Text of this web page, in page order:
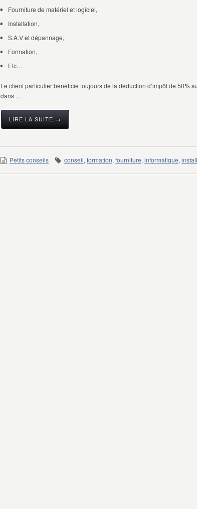
Fourniture de matériel et logiciel,
Installation,
S.A.V et dépannage,
Formation,
Etc…
Le client particulier bénéficie toujours de la déduction d’impôt de 50%
dans ...
LIRE LA SUITE →
Petits conseils conseil, formation, fourniture, informatique,